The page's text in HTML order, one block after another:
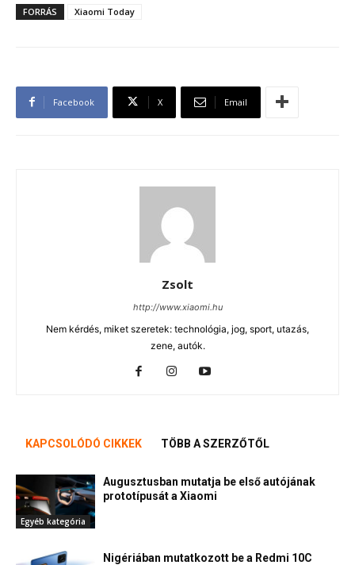
FORRÁS Xiaomi Today
Facebook X Email
Zsolt
http://www.xiaomi.hu
Nem kérdés, miket szeretek: technológia, jog, sport, utazás,
zene, autók.
KAPCSOLÓDÓ CIKKEK TÖBB A SZERZŐTŐL
Egyéb kategória
Augusztusban mutatja be első autójának
prototípusát a Xiaomi
Nigériában mutatkozott be a Redmi 10C